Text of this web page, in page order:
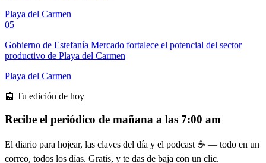
Playa del Carmen
05
Gobierno de Estefanía Mercado fortalece el potencial del sector
productivo de Playa del Carmen
Playa del Carmen
📰 Tu edición de hoy
Recibe el periódico de mañana a las 7:00 am
El diario para hojear, las claves del día y el podcast ☕ — todo en un
correo, todos los días. Gratis, y te das de baja con un clic.